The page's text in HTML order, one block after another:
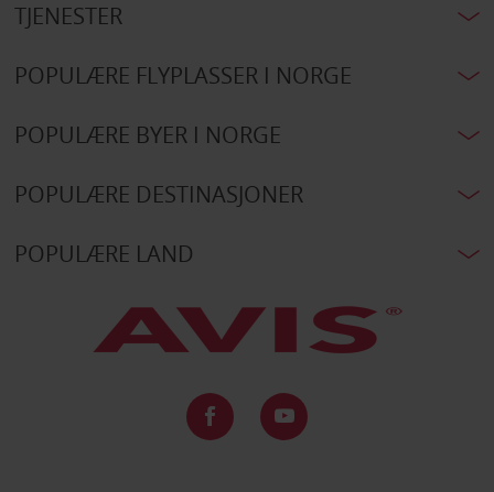
TJENESTER
POPULÆRE FLYPLASSER I NORGE
POPULÆRE BYER I NORGE
POPULÆRE DESTINASJONER
POPULÆRE LAND